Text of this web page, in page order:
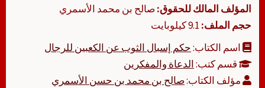
المؤلف المالك للحقوق:صالح بن محمد الأسمري
حجم الملف:
اسم الكتاب:حكم إسبال الثوب عن الكعبين للرجال
قسم كتب:الدعاة والمفكرين
مؤلف الكتاب:صالح بن محمد بن حسن الأسمري